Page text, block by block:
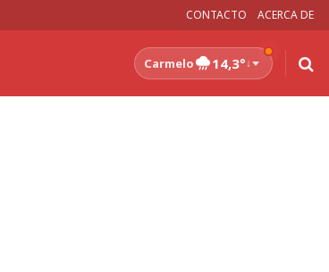
CONTACTO ACERCA DE
Carmelo 14,3°↓